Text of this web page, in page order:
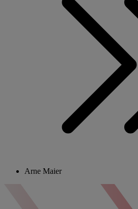
Arne Maier